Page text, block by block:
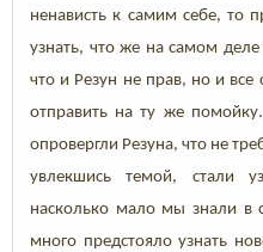
ненависть к самим себе, то
узнать, что же на самом
что и Резун не прав, но и
отправить на ту же
опровергли Резуна, что не
увлекшись темой, стали
насколько мало мы знали в
много предстояло узнать